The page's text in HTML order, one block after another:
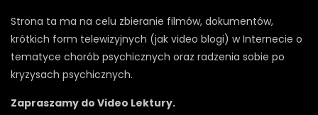
Strona ta ma na celu zbieranie filmów, dokumentów,
krótkich form telewizyjnych (jak video blogi) w Internecie o
tematyce chorób psychicznych oraz radzenia sobie po
kryzysach psychicznych.
Zapraszamy do Video Lektury.